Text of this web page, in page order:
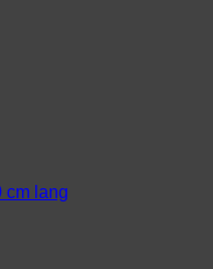
cm lang